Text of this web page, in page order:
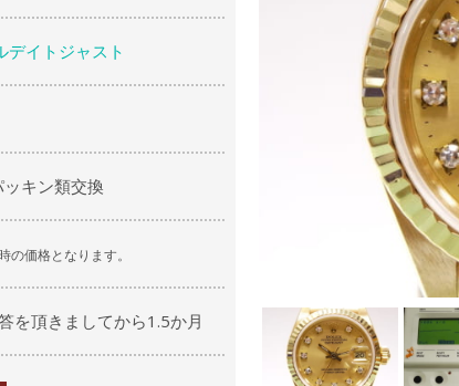
デイトジャスト
キン類交換
の価格となります。
を頂きましてから1.5か月